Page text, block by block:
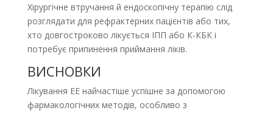
Хірургічне втручання й ендоскопічну терапію слід
розглядати для рефрактерних пацієнтів або тих,
хто довгостроково лікується ІПП або К-КБК і
потребує припинення приймання ліків.
ВИСНОВКИ
Лікування ЕЕ найчастіше успішне за допомогою
фармакологічних методів, особливо з